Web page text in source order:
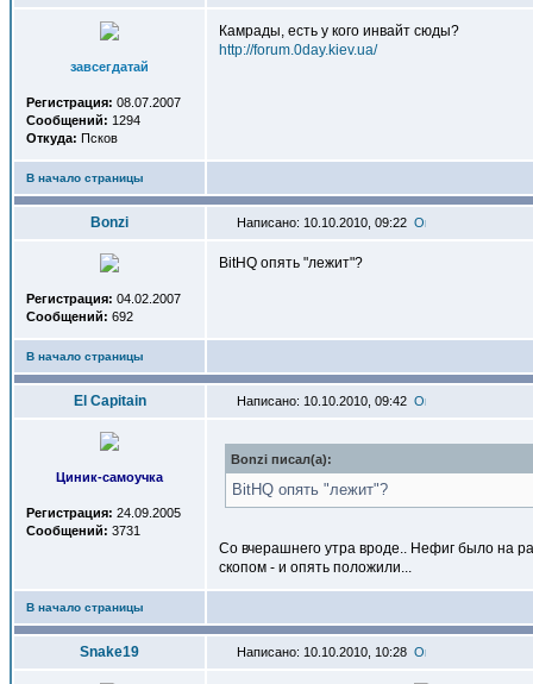
завсегдатай
Регистрация: 08.07.2007
Сообщений: 1294
Откуда: Псков
Камрады, есть у кого инвайт сюды?
http://forum.0day.kiev.ua/
В начало страницы
Bonzi Написано: 10.10.2010, 09:22
Регистрация: 04.02.2007
Сообщений: 692
BitHQ опять "лежит"?
В начало страницы
El Capitain Написано: 10.10.2010, 09:42
Циник-самоучка
Регистрация: 24.09.2005
Сообщений: 3731
Bonzi писал(a):
BitHQ опять "лежит"?
Cо вчерашнего утра вроде.. Нефиг было на
скопом - и опять положили...
В начало страницы
Snake19 Написано: 10.10.2010, 10:28